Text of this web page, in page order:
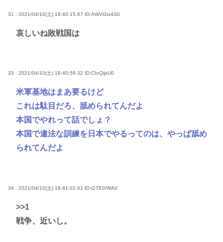
31 : 2021/04/10(土) 18:40:15.87 ID:AWVGtz4S0
哀しいね敗戦国は
33 : 2021/04/10(土) 18:40:59.32 ID:CIoQijxU0
米軍基地はまあ要るけど
これは駄目だろ、舐められてんだよ
本国でやれって話でしょ？
本国で違法な訓練を日本でやるってのは、やっぱ舐め
られてんだよ
34 : 2021/04/10(土) 18:41:02.61 ID:t27E0/WA0
>>1
戦争、近いし。